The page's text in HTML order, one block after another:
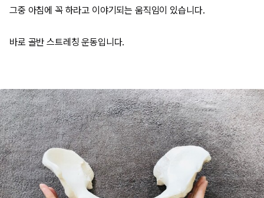
그중 아침에 꼭 하라고 이야기되는 움직임이 있습니다.
바로 골반 스트레칭 운동입니다.